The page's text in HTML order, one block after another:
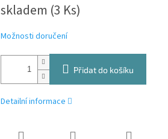
cena:
skladem (3 Ks)
Možnosti doručení
Přidat do košíku
Detailní informace